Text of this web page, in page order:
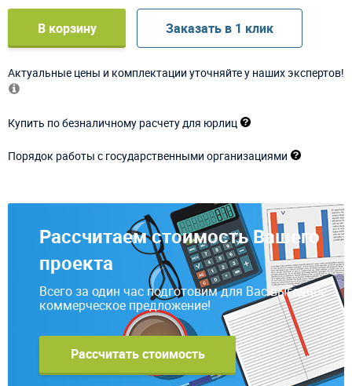
В корзину Заказать в 1 клик
Актуальные цены и комплектации уточняйте у наших экспертов!
Купить по безналичному расчету для юрлиц
Порядок работы с государственными организациями
Рассчитаем стоимость Вашего
проекта
Всего за один час подготовим для Вас выгодное
коммерческое предложение!
Рассчитать стоимость